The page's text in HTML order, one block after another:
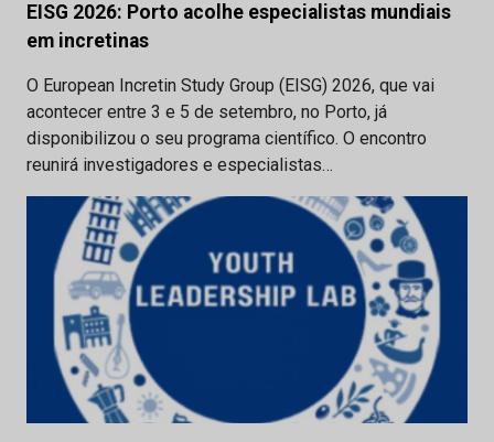
EISG 2026: Porto acolhe especialistas mundiais
em incretinas
O European Incretin Study Group (EISG) 2026, que vai
acontecer entre 3 e 5 de setembro, no Porto, já
disponibilizou o seu programa científico. O encontro
reunirá investigadores e especialistas…